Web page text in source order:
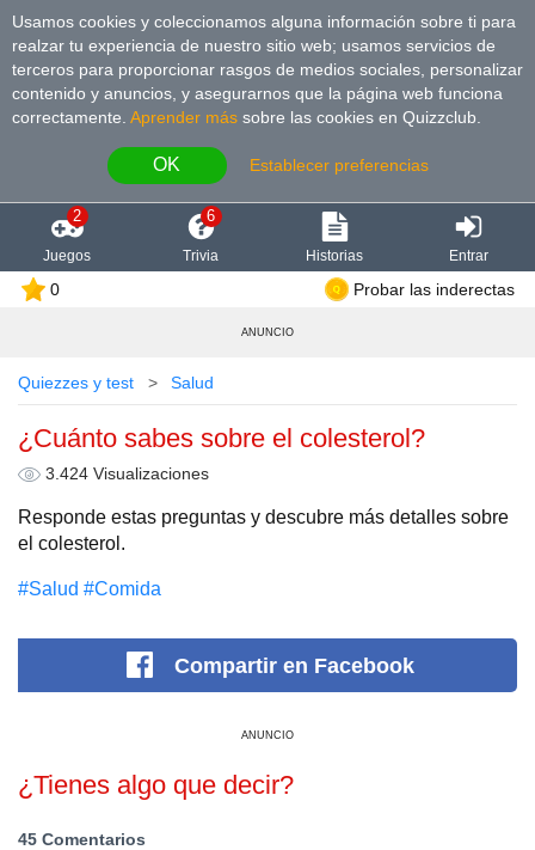
Usamos cookies y coleccionamos alguna información sobre ti para
realzar tu experiencia de nuestro sitio web; usamos servicios de
terceros para proporcionar rasgos de medios sociales, personalizar
contenido y anuncios, y asegurarnos que la página web funciona
correctamente. Aprender más sobre las cookies en Quizzclub.
OK Establecer preferencias
2
Juegos
6
Trivia Historias Entrar
0 Probar las inderectas
ANUNCIO
Quiezzes y test Salud
¿Cuánto sabes sobre el colesterol?
3.424 Visualizaciones
Responde estas preguntas y descubre más detalles sobre
el colesterol.
#Salud #Comida
Compartir en Facebook
ANUNCIO
¿Tienes algo que decir?
45 Comentarios